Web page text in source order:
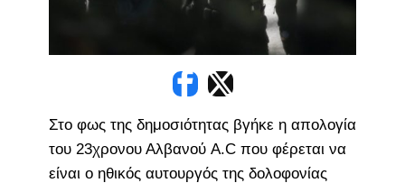
Στο φως της δημοσιότητας βγήκε η απολογία
του 23χρονου Αλβανού A.C που φέρεται να
είναι ο ηθικός αυτουργός της δολοφονίας